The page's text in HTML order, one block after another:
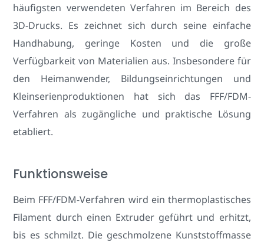
häufigsten verwendeten Verfahren im Bereich des
3D-Drucks. Es zeichnet sich durch seine einfache
Handhabung, geringe Kosten und die große
Verfügbarkeit von Materialien aus. Insbesondere für
den Heimanwender, Bildungseinrichtungen und
Kleinserienproduktionen hat sich das FFF/FDM-
Verfahren als zugängliche und praktische Lösung
etabliert.
Funktionsweise
Beim FFF/FDM-Verfahren wird ein thermoplastisches
Filament durch einen Extruder geführt und erhitzt,
bis es schmilzt. Die geschmolzene Kunststoffmasse